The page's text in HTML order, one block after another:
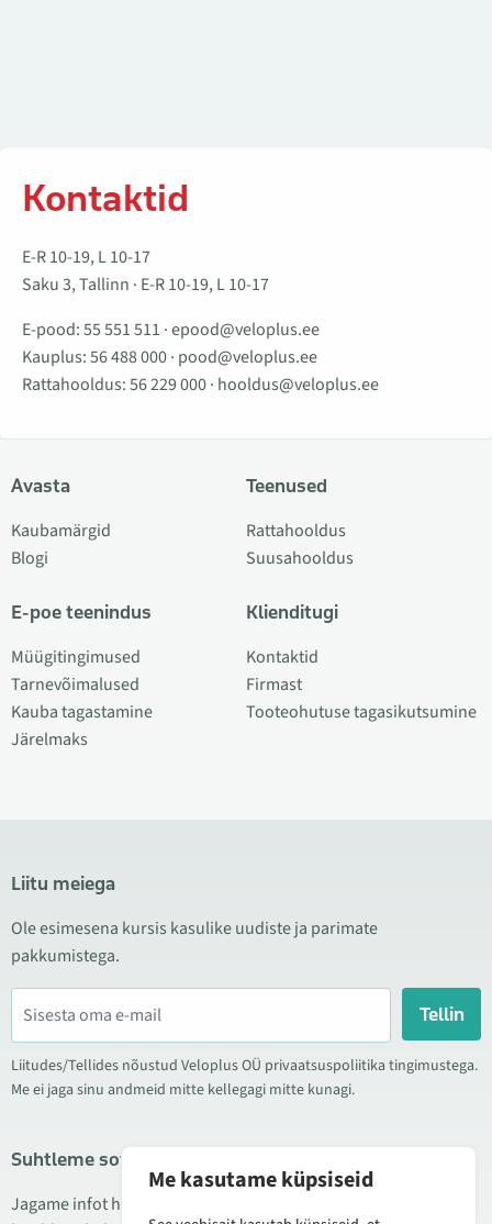
Kontaktid
E-R 10-19, L 10-17
Saku 3, Tallinn · E-R 10-19, L 10-17
E-pood:55 551 511 ·epood@veloplus.ee
Kauplus:56 488 000· pood@veloplus.ee
Rattahooldus:56 229 000· hooldus@veloplus.ee
Avasta
Kaubamärgid
Blogi
E-poe teenindus
Müügitingimused
Tarnevõimalused
Kauba tagastamine
Järelmaks
Teenused
Rattahooldus
Suusahooldus
Klienditugi
Kontaktid
Firmast
Tooteohutuse tagasikutsumine
Liitu meiega
Ole esimesena kursis kasulike uudiste ja parimate
pakkumistega.
Tellin
Liitudes/Tellides nõustud Veloplus OÜ privaatsuspoliitika tingimustega.
Me ei jaga sinu andmeid mitte kellegagi mitte kunagi.
Suhtleme sotsiaalmeedias
Jagame infot hea hinna kampaaniate, uute toodete ning
Me kasutame küpsiseid